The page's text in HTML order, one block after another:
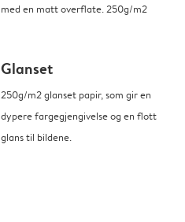
med en matt overflate. 250g/m2
Glanset
250g/m2 glanset papir, som gir en
dypere fargegjengivelse og en flott
glans til bildene.